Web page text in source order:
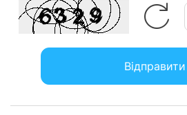
Відправити